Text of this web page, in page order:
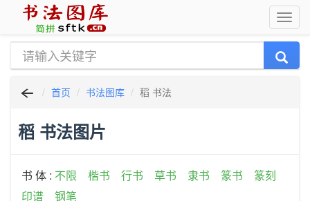
首页 书法图库 稻 书法
稻 书法图片
书 体 : 不限 楷书 行书 草书 隶书 篆书
篆刻
印谱
钢笔